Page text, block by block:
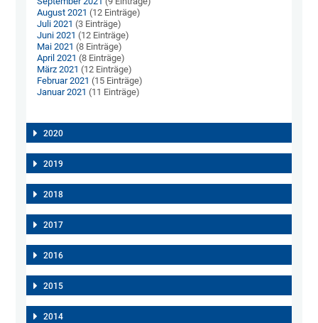
August 2021 (12 Einträge)
Juli 2021 (3 Einträge)
Juni 2021 (12 Einträge)
Mai 2021 (8 Einträge)
April 2021 (8 Einträge)
März 2021 (12 Einträge)
Februar 2021 (15 Einträge)
Januar 2021 (11 Einträge)
2020
2019
2018
2017
2016
2015
2014